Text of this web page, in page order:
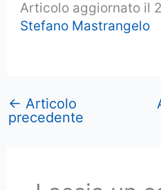
Articolo aggiornato il
Stefano Mastrangelo
← Articolo
precedente